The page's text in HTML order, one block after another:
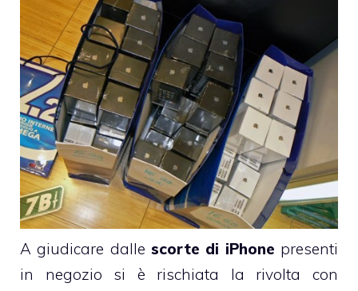
A giudicare dalle scorte di iPhone presenti
in negozio si è rischiata la rivolta con